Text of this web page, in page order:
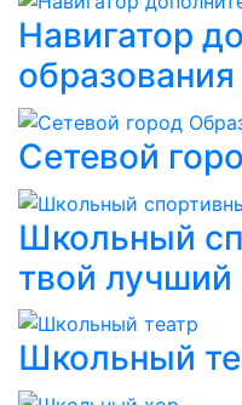
Навигатор
образования
Сетевой
Школьный
твой
Школьный